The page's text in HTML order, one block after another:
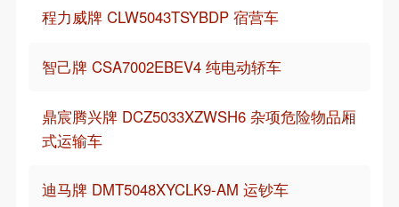
程力威牌 CLW5043TSYBDP 宿营车
智己牌 CSA7002EBEV4 纯电动轿车
鼎宸腾兴牌 DCZ5033XZWSH6 杂项危险物品厢
式运输车
迪马牌 DMT5048XYCLK9-AM 运钞车